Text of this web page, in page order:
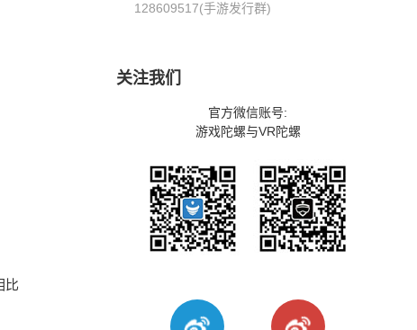
比
128609517(手游发行群)
关注我们
官方微信账号:
游戏陀螺与VR陀螺